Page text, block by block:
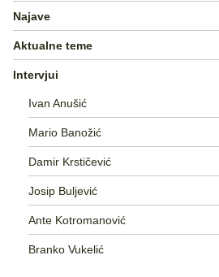
Najave
Aktualne teme
Intervjui
Ivan Anušić
Mario Banožić
Damir Krstičević
Josip Buljević
Ante Kotromanović
Branko Vukelić